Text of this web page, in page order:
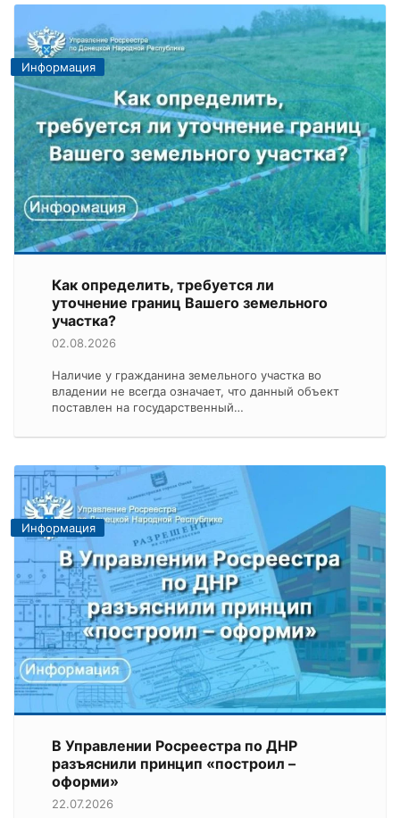
Информация
Как определить, требуется ли
уточнение границ Вашего земельного
участка?
02.08.2026
Наличие у гражданина земельного участка во
владении не всегда означает, что данный объект
поставлен на государственный…
Информация
В Управлении Росреестра по ДНР
разъяснили принцип «построил –
оформи»
22.07.2026